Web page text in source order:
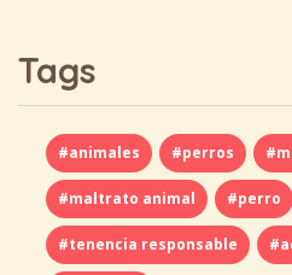
Tags
#animales #perros
#maltrato animal #perro
#tenencia responsable